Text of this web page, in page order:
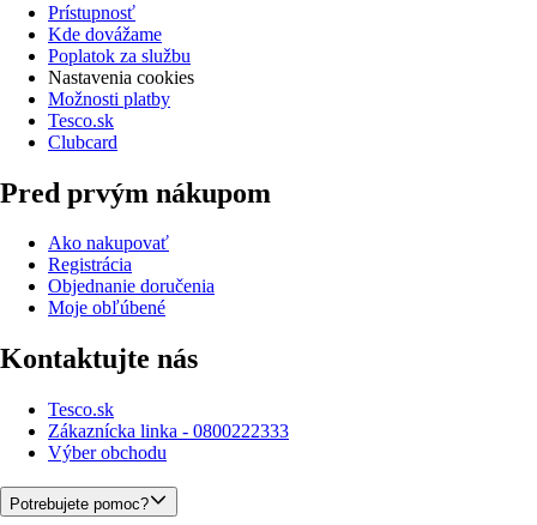
Prístupnosť
Kde dovážame
Poplatok za službu
Nastavenia cookies
Možnosti platby
Tesco.sk
Clubcard
Pred prvým nákupom
Ako nakupovať
Registrácia
Objednanie doručenia
Moje obľúbené
Kontaktujte nás
Tesco.sk
Zákaznícka linka - 0800222333
Výber obchodu
Potrebujete pomoc?